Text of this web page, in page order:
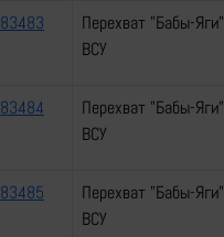
83483
Перехват "Бабы-Яги"
ВСУ
83484
Перехват "Бабы-Яги"
ВСУ
83485
Перехват "Бабы-Яги"
ВСУ